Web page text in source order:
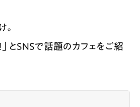
。
」とSNSで話題のカフェをご紹